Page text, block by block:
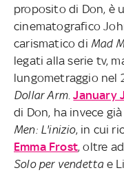
proposito di Don, è
cinematografico
carismatico di Mad
legati alla serie tv,
lungometraggio nel
Dollar Arm.January
di Don, ha invece
Men: L'inizio, in cui
Emma Frost, oltre
Solo per vendettae